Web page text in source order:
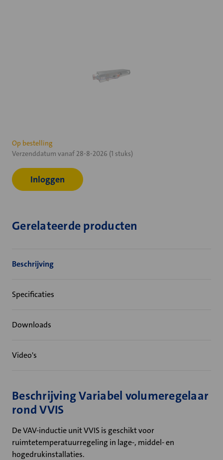
Huidige
voorraad:
Op bestelling
Verzenddatum vanaf 28-8-2026 (1 stuks)
Inloggen
Gerelateerde producten
Beschrijving
Specificaties
Downloads
Video's
Beschrijving Variabel volumeregelaar
rond VVIS
De VAV-inductie unit VVIS is geschikt voor
ruimtetemperatuurregeling in lage-, middel- en
hogedrukinstallaties.